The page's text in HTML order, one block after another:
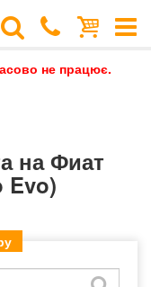
не працює.
на Фиат
Evo)